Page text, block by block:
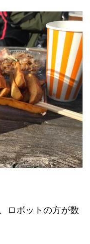
ロボットの方が数